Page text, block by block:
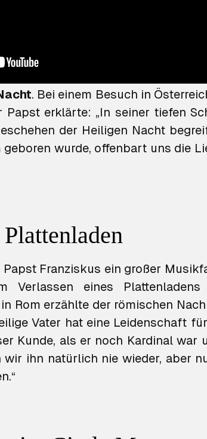
Lieblingslied war jedoch ein
. Bei einem Besuch in
Papst erklärte: „In seiner tiefen
der Heiligen Nacht
geboren wurde, offenbart uns die
Papst Franziskus ein großer
Verlassen eines Plattenladens
Rom erzählte der römischen
Vater hat eine Leidenschaft
Kunde, als er noch Kardinal war
wir ihn natürlich nie wieder, aber